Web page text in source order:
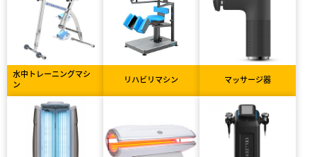
水中トレーニングマシ
ン
リハビリマシン マッサージ器